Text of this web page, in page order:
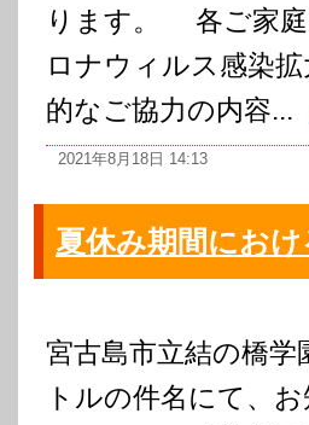
ります。 各ご家庭
ロナウィルス感染
的なご協力の内容...
2021年8月18日 14:13
夏休み期間にお
宮古島市立結の橋
トルの件名にて、